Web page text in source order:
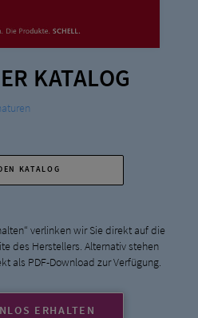
KATALOG
KATALOG
verlinken wir Sie direkt auf die
des Herstellers. Alternativ stehen
als PDF-Download zur Verfügung.
ERHALTEN